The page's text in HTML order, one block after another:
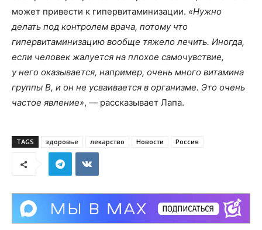
может привести к гипервитаминизации. «Нужно
делать под контролем врача, потому что
гипервитаминизацию вообще тяжело лечить. Иногда,
если человек жалуется на плохое самочувствие,
у него оказывается, например, очень много витамина
группы B, и он не усваивается в организме. Это очень
частое явление», — рассказывает Лапа.
TAGS здоровье лекарство Новости Россия